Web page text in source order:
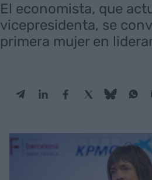
El economista, que
vicepresidenta, se
primera mujer en